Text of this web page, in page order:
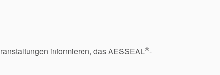
informieren, das AESSEAL®-